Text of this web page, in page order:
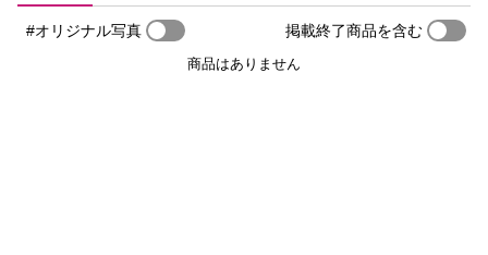
#オリジナル写真 掲載終了商品を含む
商品はありません